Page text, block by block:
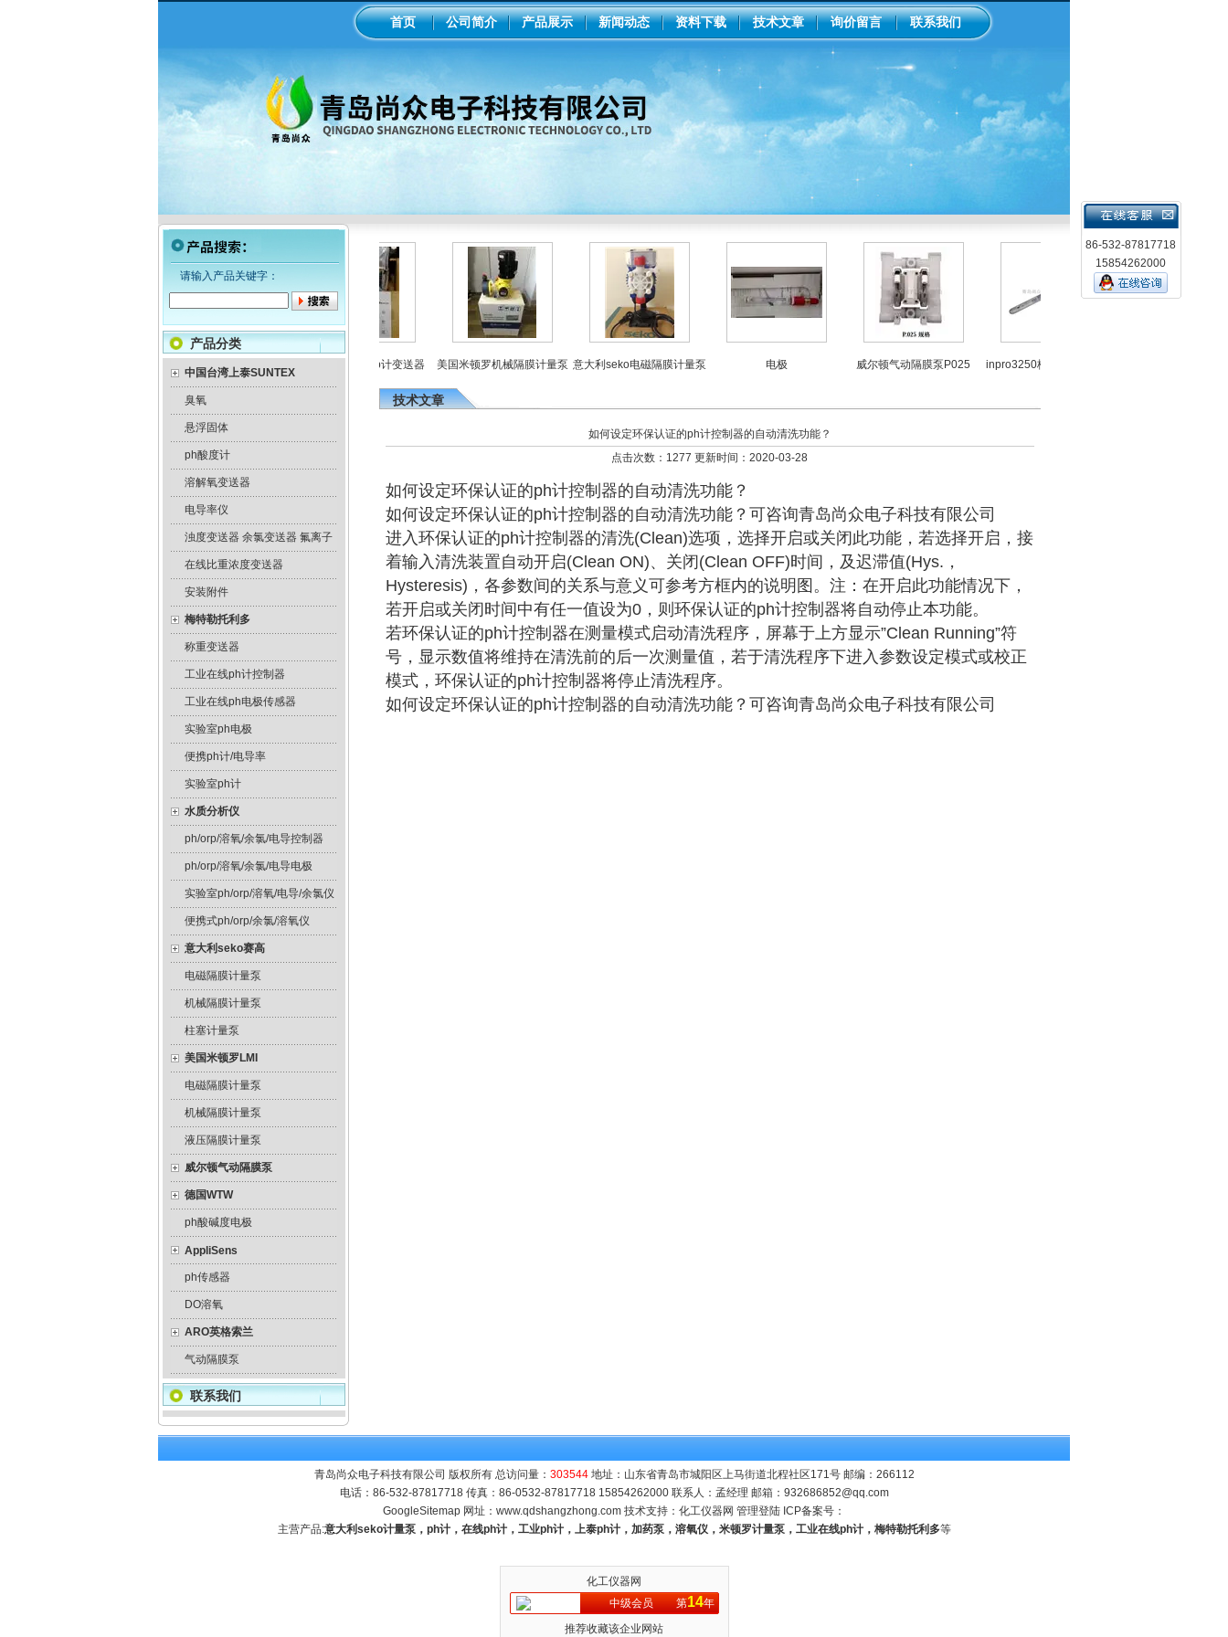
首页 公司简介 产品展示 新闻动态 资料下载 技术文章 询价留言 联系我们
请输入产品关键字：
产品分类
中国台湾上泰SUNTEX
臭氧
悬浮固体
ph酸度计
溶解氧变送器
电导率仪
浊度变送器 余氯变送器 氟离子
在线比重浓度变送器
安装附件
梅特勒托利多
称重变送器
工业在线ph计控制器
工业在线ph电极传感器
实验室ph电极
便携ph计/电导率
实验室ph计
水质分析仪
ph/orp/溶氧/余氯/电导控制器
ph/orp/溶氧/余氯/电导电极
实验室ph/orp/溶氧/电导/余氯仪
便携式ph/orp/余氯/溶氧仪
意大利seko赛高
电磁隔膜计量泵
机械隔膜计量泵
柱塞计量泵
美国米顿罗LMI
电磁隔膜计量泵
机械隔膜计量泵
液压隔膜计量泵
威尔顿气动隔膜泵
德国WTW
ph酸碱度电极
AppliSens
ph传感器
DO溶氧
ARO英格索兰
气动隔膜泵
联系我们
LMI米顿罗电磁隔膜泵加药
泵
工业在线ph/orp计变送器 美国米顿罗机械隔膜计量泵 意大利seko电磁隔膜计量泵 电极 威尔顿气动隔膜泵P025 inpro3250梅特勒ph计电极
技术文章
如何设定环保认证的ph计控制器的自动清洗功能？
点击次数：1277 更新时间：2020-03-28
如何设定环保认证的ph计控制器的自动清洗功能？
如何设定环保认证的ph计控制器的自动清洗功能？可咨询青岛尚众电子科技有限公司
进入环保认证的ph计控制器的清洗(Clean)选项，选择开启或关闭此功能，若选择开启，接
着输入清洗装置自动开启(Clean ON)、关闭(Clean OFF)时间，及迟滞值(Hys.，
Hysteresis)，各参数间的关系与意义可参考方框内的说明图。注：在开启此功能情况下，
若开启或关闭时间中有任一值设为0，则环保认证的ph计控制器将自动停止本功能。
若环保认证的ph计控制器在测量模式启动清洗程序，屏幕于上方显示”Clean Running”符
号，显示数值将维持在清洗前的后一次测量值，若于清洗程序下进入参数设定模式或校正
模式，环保认证的ph计控制器将停止清洗程序。
如何设定环保认证的ph计控制器的自动清洗功能？可咨询青岛尚众电子科技有限公司
青岛尚众电子科技有限公司 版权所有 总访问量： 303544地址：山东省青岛市城阳区上马街道北程社区171号 邮编：266112
电话：86-532-87817718 传真：86-0532-87817718 15854262000 联系人：孟经理 邮箱： 932686852@qq.com
GoogleSitemap 网址： www.qdshangzhong.com 技术支持： 化工仪器网 管理登陆 ICP备案号：
主营产品:意大利seko计量泵，ph计，在线ph计，工业ph计，上泰ph计，加药泵，溶氧仪，米顿罗计量泵，工业在线ph计，梅特勒托利多等
86-532-87817718
15854262000
化工仪器网
中级会员
第14年
推荐收藏该企业网站